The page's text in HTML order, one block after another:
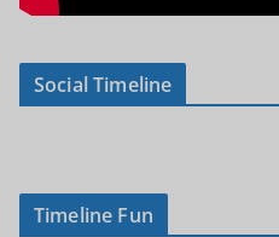
Social Timeline
Timeline Fun